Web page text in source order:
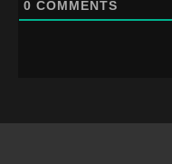
0 COMMENTS